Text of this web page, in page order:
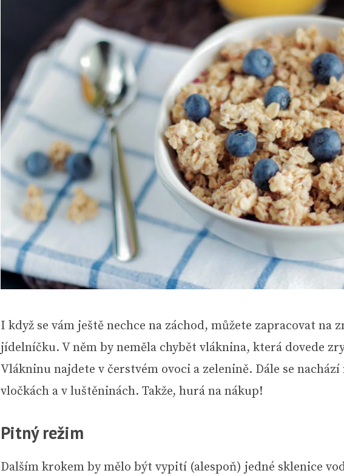
I když se vám ještě nechce na záchod, můžete zapracovat na
jídelníčku. V něm by neměla chybět vláknina, která dovede
Vlákninu najdete v čerstvém ovoci a zelenině. Dále se
vločkách a v luštěninách. Takže, hurá na nákup!
Pitný režim
Dalším krokem by mělo být vypití (alespoň) jedné sklenice